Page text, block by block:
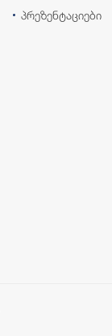
პრეზენტაციები